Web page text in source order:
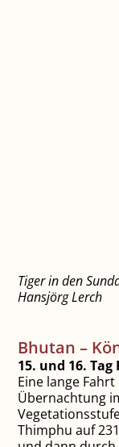
Tiger in den
Hansjörg Lerch
Bhutan –
15. und 16.
Eine lange
Übernachtung
Thimphu auf